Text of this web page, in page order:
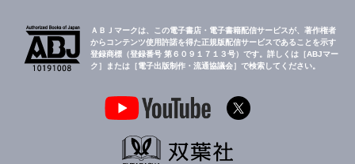
ＡＢＪマークは、この電子書店・電子書籍配信サービスが、著作権者
からコンテンツ使用許諾を得た正規版配信サービスであることを示す
登録商標（登録番号 第６０９１７１３号）です。詳しくは［ABJマー
ク］または［電子出版制作・流通協議会］で検索してください。